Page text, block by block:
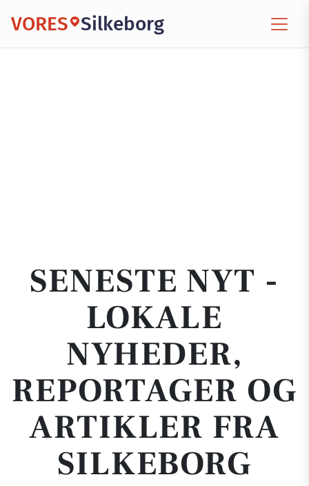
VORES Silkeborg
SENESTE NYT -
LOKALE
NYHEDER,
REPORTAGER OG
ARTIKLER FRA
SILKEBORG